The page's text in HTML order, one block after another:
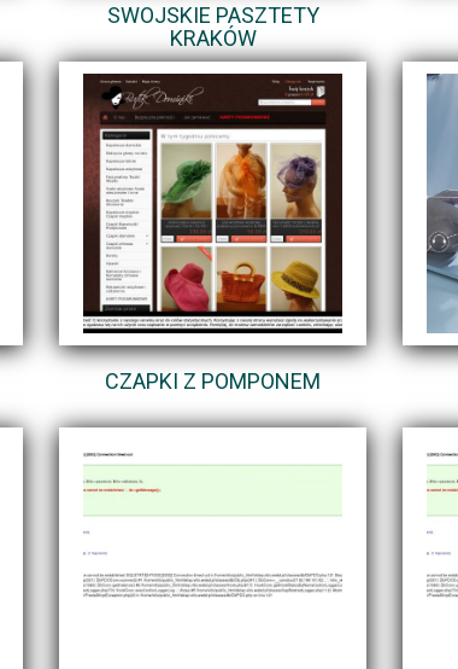
SWOJSKIE PASZTETY
KRAKÓW
CZAPKI Z POMPONEM